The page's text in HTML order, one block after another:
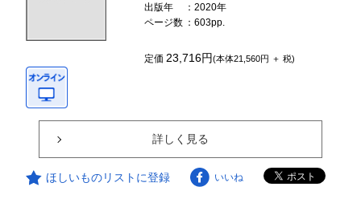
出版年
：2020年
ページ数 ：603pp.
定価 23,716円(本体21,560円 ＋ 税)
詳しく見る
ほしいものリストに登録 いいね